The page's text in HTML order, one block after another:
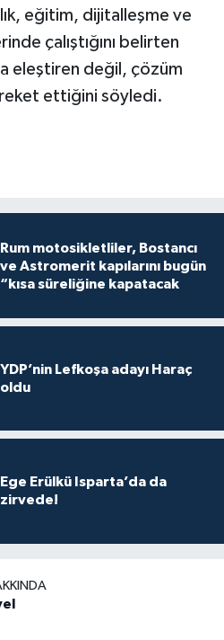
eğitim, dijitalleşme ve
çalıştığını belirten
eleştiren değil, çözüm
ettiğini söyledi.
Rum motosikletliler, Bostancı
ve Astromerit kapılarını bugün
“kısa süreliğine kapatacak
YDP’nin Lefkoşa adayı Haraç
oldu
Ege Erülkü Isparta’da da
zirvede!